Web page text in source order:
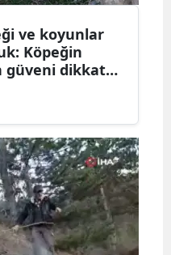
ve koyunlar
Köpeğin
güveni dikkat